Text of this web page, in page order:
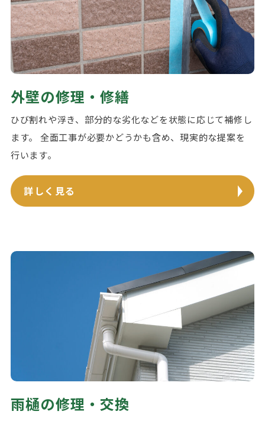
外壁の修理・修繕
ひび割れや浮き、部分的な劣化などを状態に応じて補修し
ます。 全面工事が必要かどうかも含め、現実的な提案を
行います。
詳しく見る
雨樋の修理・交換